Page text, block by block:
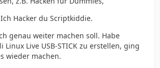
Hacker du Scriptkiddie.
genau weiter machen soll. Habe
Linux Live USB-STICK zu erstellen, ging
wieder machen.